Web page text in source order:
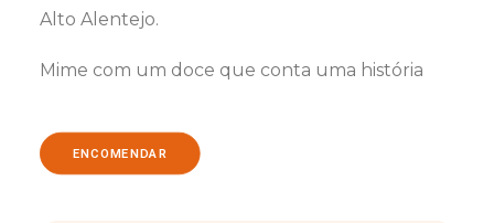
Alto Alentejo.
Mime com um doce que conta uma história
ENCOMENDAR